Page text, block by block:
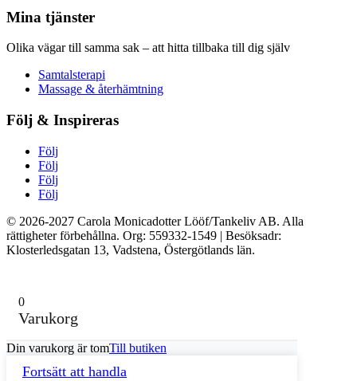
Mina tjänster
Olika vägar till samma sak – att hitta tillbaka till dig själv
Samtalsterapi
Massage & återhämtning
Följ & Inspireras
Följ
Följ
Följ
Följ
© 2026-2027 Carola Monicadotter Lööf/Tankeliv AB. Alla
rättigheter förbehållna. Org: 559332-1549 | Besöksadr:
Klosterledsgatan 13, Vadstena, Östergötlands län.
0
Varukorg
Din varukorg är tomTill butiken
Fortsätt att handla